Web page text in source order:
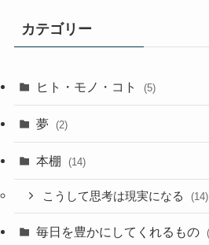
カテゴリー
ヒト・モノ・コト (5)
夢 (2)
本棚 (14)
こうして思考は現実になる (14)
毎日を豊かにしてくれるもの